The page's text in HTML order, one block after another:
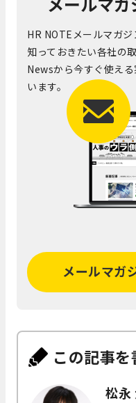
HR NOTEメールマガ
知っておきたい各社の
Newsから今すぐ使え
います。
メールマガ
この記事
松永